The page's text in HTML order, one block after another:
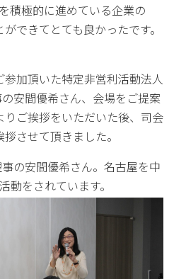
積極的に進めている企業の
できてとても良かったです。
加頂いた特定非営利活動法人
安間優希さん、会場をご提案
ご挨拶をいただいた後、司会
させて頂きました。
の安間優希さん。名古屋を中
動をされています。